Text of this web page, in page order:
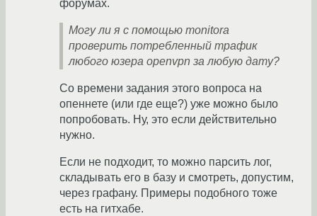
форумах.
Могу ли я с помощью monitora
проверить потребленный трафик
любого юзера openvpn за любую дату?
Со времени задания этого вопроса на
опеннете (или где еще?) уже можно было
попробовать. Ну, это если действительно
нужно.
Если не подходит, то можно парсить лог,
складывать его в базу и смотреть, допустим,
через графану. Примеры подобного тоже
есть на гитхабе.